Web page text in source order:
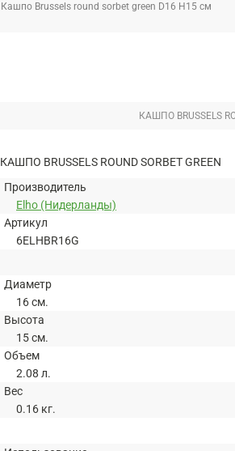
Кашпо Brussels round sorbet green D16 H15 см
КАШПО BRUSSELS
КАШПО BRUSSELS ROUND SORBET GREEN
Производитель
Elho (Нидерланды)
Артикул
6ELHBR16G
Диаметр
16 см.
Высота
15 см.
Объем
2.08 л.
Вес
0.16 кг.